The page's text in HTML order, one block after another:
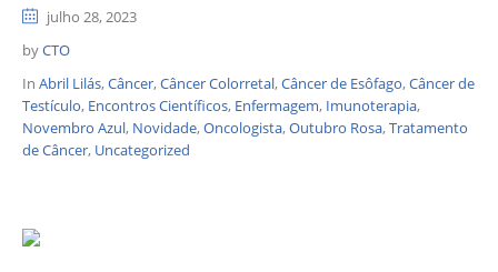
julho 28, 2023
byCTO
In Abril Lilás,Câncer,Câncer Colorretal,Câncer de Esôfago,Câncer de
Testículo, Encontros Científicos, Enfermagem, Imunoterapia,
Novembro Azul, Novidade,Oncologista,Outubro Rosa,Tratamento
de Câncer, Uncategorized